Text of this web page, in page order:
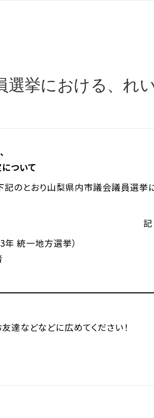
選挙における、れ
ついて
のとおり山梨県内市議会議員選
記
年 統一地方選挙）
達などなどに広めてください！